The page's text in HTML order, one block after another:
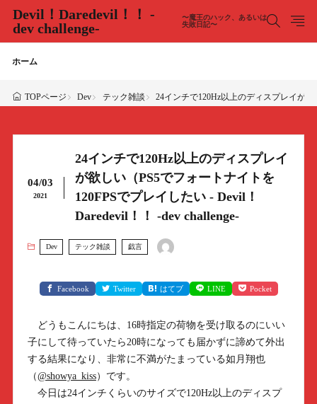
Devil！Daredevil！！ -
dev challenge-
〜魔王のハック、あるいは
失敗日記〜
ホーム
TOPページ Dev テック雑談 24インチで120Hz以上のディスプレイが欲
04/03
2021
24インチで120Hz以上のディスプレイ
が欲しい（PS5でフォートナイトを
120FPSでプレイしたい - Devil！
Daredevil！！ -dev challenge-
Dev テック雑談 戯言
Facebook Twitter はてブ LINE Pocket
どうもこんにちは、16時指定の荷物を受け取るのにいい
子にして待っていたら20時になっても届かずに諦めて外出
する結果になり、非常に不満がたまっている如月翔也
（@showya_kiss）です。
今日は24インチくらいのサイズで120Hz以上のディスプ